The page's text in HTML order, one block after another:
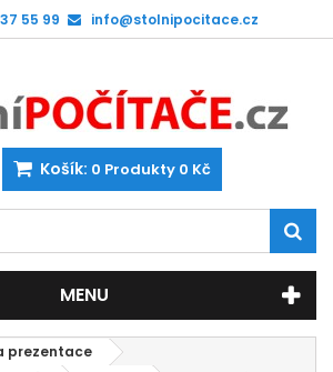
55 99 info@stolnipocitace.cz
Košík: 0 Produkty 0 Kč
MENU
prezentace